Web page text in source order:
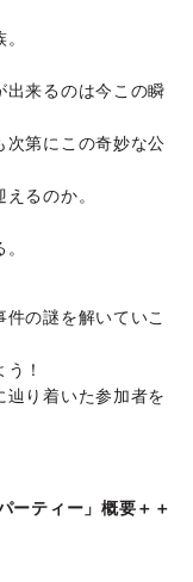
出来るのは今この瞬
次第にこの奇妙な公
るのか。
の謎を解いていこ
！
り着いた参加者を
ーティー」概要＋＋